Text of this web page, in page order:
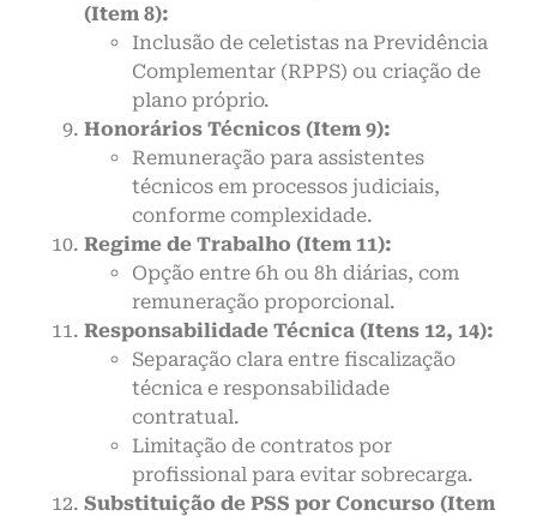
(Item 8):
Inclusão de celetistas na Previdência
Complementar (RPPS) ou criação de
plano próprio.
Honorários Técnicos (Item 9):
Remuneração para assistentes
técnicos em processos judiciais,
conforme complexidade.
Regime de Trabalho (Item 11):
Opção entre 6h ou 8h diárias, com
remuneração proporcional.
Responsabilidade Técnica (Itens 12, 14):
Separação clara entre fiscalização
técnica e responsabilidade
contratual.
Limitação de contratos por
profissional para evitar sobrecarga.
Substituição de PSS por Concurso (Item